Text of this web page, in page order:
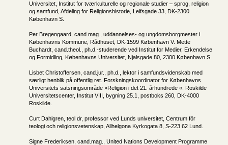
Universitet, Institut for tværkulturelle og regionale studier – sprog, religion
og samfund, Afdeling for Religionshistorie, Leifsgade 33, DK-2300
København S.
Per Bregengaard, cand.mag., uddannelses- og ungdomsborgmester i
Københavns Kommune, Rådhuset, DK-1599 København V. Mette
Buchardt, cand.theol., ph.d.-studerende ved Institut for Medier, Erkendelse
og Formidling, Københavns Universitet, Njalsgade 80, 2300 København S.
Lisbet Christoffersen, cand.jur., ph.d., lektor i samfundsvidenskab med
særligt henblik på offentlig ret. Forskningskoordinator for Københavns
Universitets satsningsområde »Religion i det 21. århundrede «. Roskilde
Universitetscenter, Institut VIII, bygning 25.1, postboks 260, DK-4000
Roskilde.
Curt Dahlgren, teol dr, professor ved Lunds universitet, Centrum för
teologi och religionsvetenskap, Allhelgona Kyrkogata 8, S-223 62 Lund.
Signe Frederiksen, cand.mag., United Nations Development Programme